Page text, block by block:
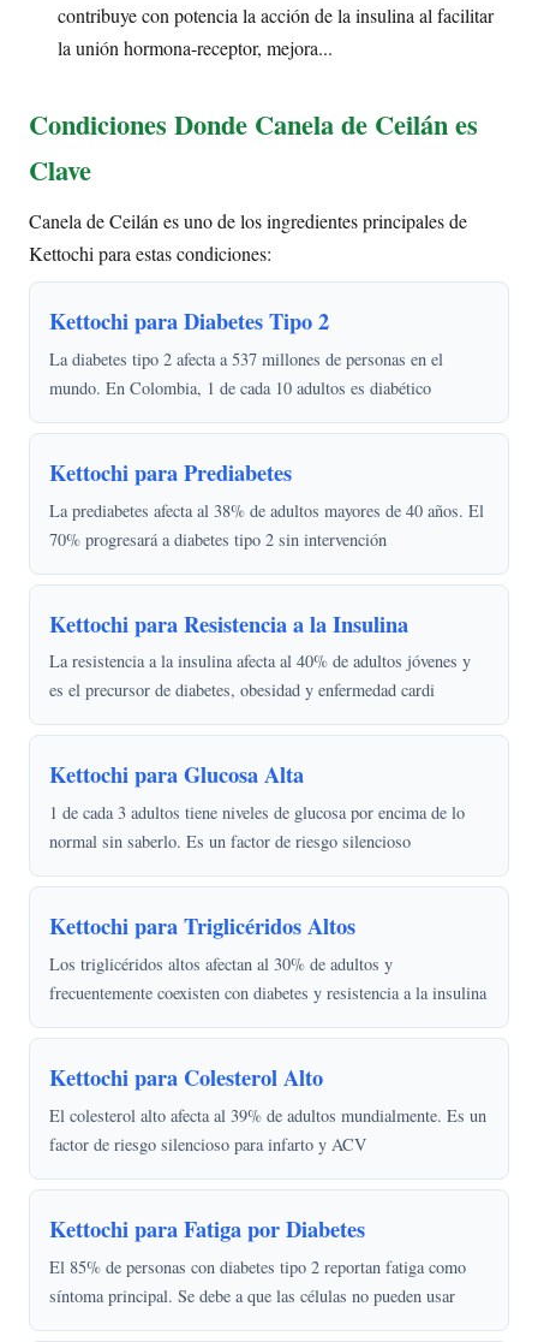
contribuye con potencia la acción de la insulina al facilitar
la unión hormona-receptor, mejora...
Condiciones Donde Canela de Ceilán es
Clave
Canela de Ceilán es uno de los ingredientes principales de
Kettochi para estas condiciones:
Kettochi para Diabetes Tipo 2
La diabetes tipo 2 afecta a 537 millones de personas en el
mundo. En Colombia, 1 de cada 10 adultos es diabético
Kettochi para Prediabetes
La prediabetes afecta al 38% de adultos mayores de 40 años. El
70% progresará a diabetes tipo 2 sin intervención
Kettochi para Resistencia a la Insulina
La resistencia a la insulina afecta al 40% de adultos jóvenes y
es el precursor de diabetes, obesidad y enfermedad cardi
Kettochi para Glucosa Alta
1 de cada 3 adultos tiene niveles de glucosa por encima de lo
normal sin saberlo. Es un factor de riesgo silencioso
Kettochi para Triglicéridos Altos
Los triglicéridos altos afectan al 30% de adultos y
frecuentemente coexisten con diabetes y resistencia a la insulina
Kettochi para Colesterol Alto
El colesterol alto afecta al 39% de adultos mundialmente. Es un
factor de riesgo silencioso para infarto y ACV
Kettochi para Fatiga por Diabetes
El 85% de personas con diabetes tipo 2 reportan fatiga como
síntoma principal. Se debe a que las células no pueden usar